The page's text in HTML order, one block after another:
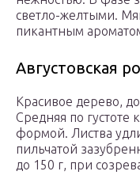
светло-желтыми.
пикантным
Августовская
Красивое дерево,
Средняя по густоте
формой. Листва
пильчатой
до 150 г, при